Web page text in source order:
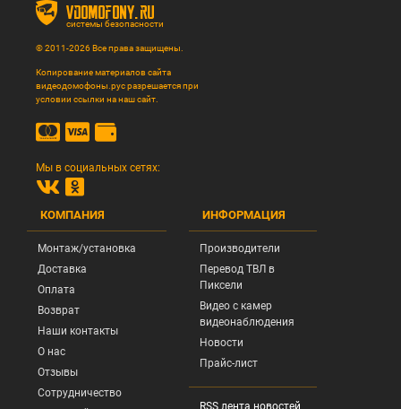
vdomofony.ru
системы безопасности
© 2011-2026 Все права защищены.
Копирование материалов сайта
видеодомофоны.рус разрешается при
условии ссылки на наш сайт.
Мы в социальных сетях:
КОМПАНИЯ
Монтаж/установка
Доставка
Оплата
Возврат
Наши контакты
О нас
Отзывы
Сотрудничество
ИНФОРМАЦИЯ
Производители
Перевод ТВЛ в
Пиксели
Видео с камер
видеонаблюдения
Новости
Прайс-лист